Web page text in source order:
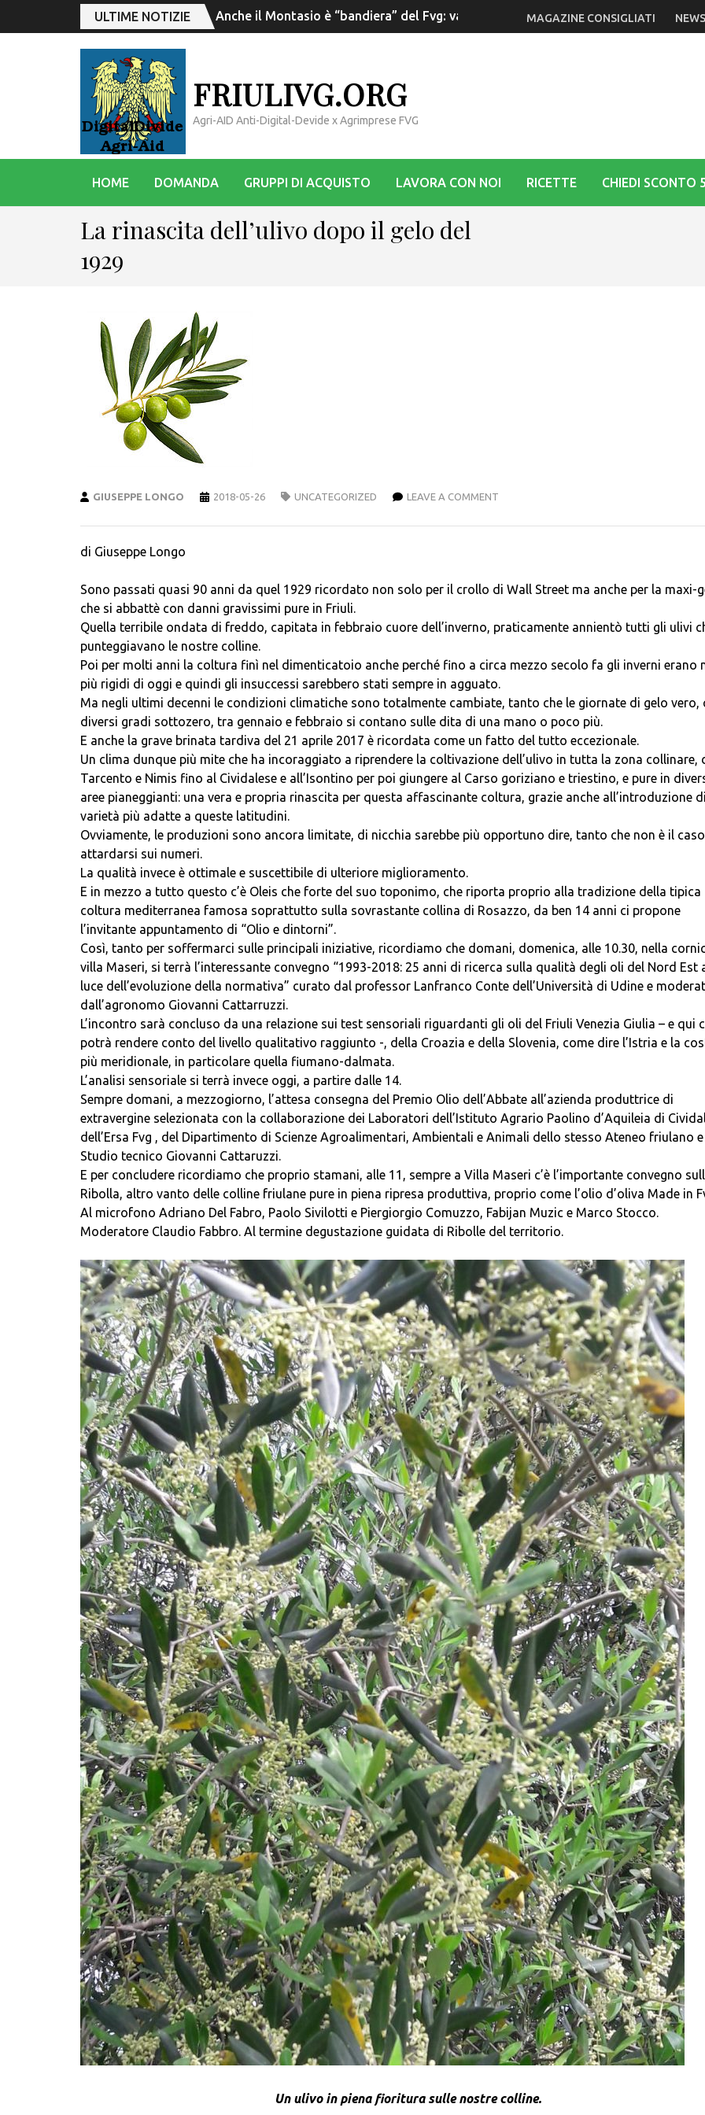
ULTIME NOTIZIE Anche il Montasio è “bandiera” del Fvg: va rilanciata la DopMAGAZINE CONSIGLIATI
FRIULIVG.ORG
Agri-AID Anti-Digital-Devide x Agrimprese FVG
HOME DOMANDA GRUPPI DI ACQUISTO LAVORA CON NOI RICETTE CHIEDI SCONTO
La rinascita dell’ulivo dopo il gelo del
1929
GIUSEPPE LONGO 2018-05-26 UNCATEGORIZED LEAVE A COMMENT
di Giuseppe Longo
Sono passati quasi 90 anni da quel 1929 ricordato non solo per il crollo di Wall Street ma anche per la maxi-
che si abbattè con danni gravissimi pure in Friuli.
Quella terribile ondata di freddo, capitata in febbraio cuore dell’inverno, praticamente annientò tutti gli ulivi
punteggiavano le nostre colline.
Poi per molti anni la coltura finì nel dimenticatoio anche perché fino a circa mezzo secolo fa gli inverni erano
più rigidi di oggi e quindi gli insuccessi sarebbero stati sempre in agguato.
Ma negli ultimi decenni le condizioni climatiche sono totalmente cambiate, tanto che le giornate di gelo vero,
diversi gradi sottozero, tra gennaio e febbraio si contano sulle dita di una mano o poco più.
E anche la grave brinata tardiva del 21 aprile 2017 è ricordata come un fatto del tutto eccezionale.
Un clima dunque più mite che ha incoraggiato a riprendere la coltivazione dell’ulivo in tutta la zona collinare,
Tarcento e Nimis fino al Cividalese e all’Isontino per poi giungere al Carso goriziano e triestino, e pure in
aree pianeggianti: una vera e propria rinascita per questa affascinante coltura, grazie anche all’introduzione di
varietà più adatte a queste latitudini.
Ovviamente, le produzioni sono ancora limitate, di nicchia sarebbe più opportuno dire, tanto che non è il
attardarsi sui numeri.
La qualità invece è ottimale e suscettibile di ulteriore miglioramento.
E in mezzo a tutto questo c’è Oleis che forte del suo toponimo, che riporta proprio alla tradizione della tipica
coltura mediterranea famosa soprattutto sulla sovrastante collina di Rosazzo, da ben 14 anni ci propone
l’invitante appuntamento di “Olio e dintorni”.
Così, tanto per soffermarci sulle principali iniziative, ricordiamo che domani, domenica, alle 10.30, nella
villa Maseri, si terrà l’interessante convegno “1993-2018: 25 anni di ricerca sulla qualità degli oli del Nord Est
luce dell’evoluzione della normativa” curato dal professor Lanfranco Conte dell’Università di Udine e
dall’agronomo Giovanni Cattarruzzi.
L’incontro sarà concluso da una relazione sui test sensoriali riguardanti gli oli del Friuli Venezia Giulia – e qui
potrà rendere conto del livello qualitativo raggiunto -, della Croazia e della Slovenia, come dire l’Istria e la
più meridionale, in particolare quella fiumano-dalmata.
L’analisi sensoriale si terrà invece oggi, a partire dalle 14.
Sempre domani, a mezzogiorno, l’attesa consegna del Premio Olio dell’Abbate all’azienda produttrice di
extravergine selezionata con la collaborazione dei Laboratori dell’Istituto Agrario Paolino d’Aquileia di
dell’Ersa Fvg , del Dipartimento di Scienze Agroalimentari, Ambientali e Animali dello stesso Ateneo friulano
Studio tecnico Giovanni Cattaruzzi.
E per concludere ricordiamo che proprio stamani, alle 11, sempre a Villa Maseri c’è l’importante convegno
Ribolla, altro vanto delle colline friulane pure in piena ripresa produttiva, proprio come l’olio d’oliva Made in
Al microfono Adriano Del Fabro, Paolo Sivilotti e Piergiorgio Comuzzo, Fabijan Muzic e Marco Stocco.
Moderatore Claudio Fabbro. Al termine degustazione guidata di Ribolle del territorio.
Un ulivo in piena fioritura sulle nostre colline.